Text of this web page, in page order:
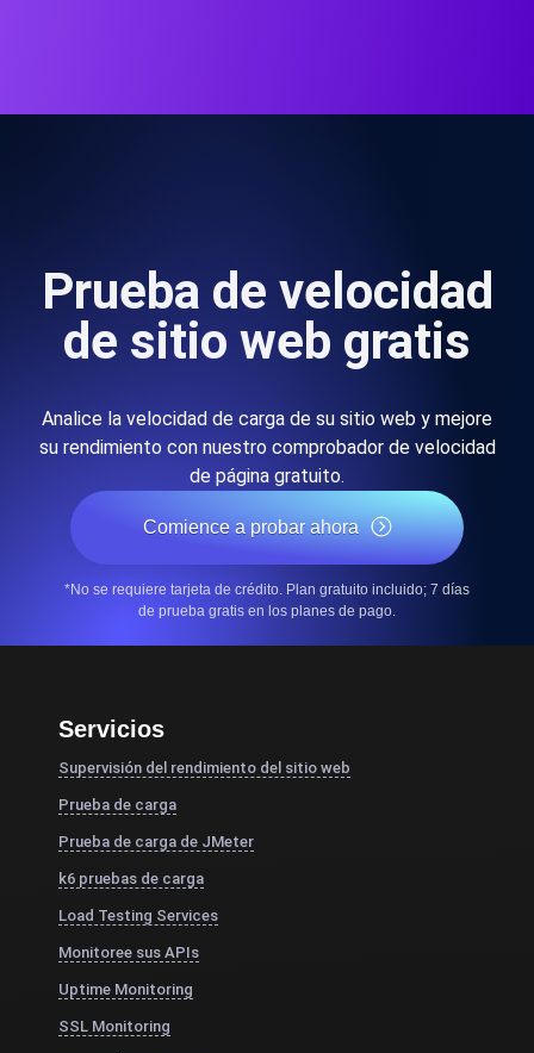
Prueba de velocidad
de sitio web gratis
Analice la velocidad de carga de su sitio web y mejore
su rendimiento con nuestro comprobador de velocidad
de página gratuito.
Comience a probar ahora
*No se requiere tarjeta de crédito. Plan gratuito incluido; 7 días
de prueba gratis en los planes de pago.
Servicios
Supervisión del rendimiento del sitio web
Prueba de carga
Prueba de carga de JMeter
k6 pruebas de carga
Load Testing Services
Monitoree sus APIs
Uptime Monitoring
SSL Monitoring